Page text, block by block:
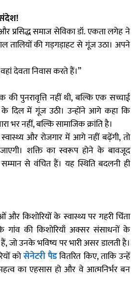
प्रसिद्ध समाज सेविका डॉ. एकता लगेह ने
तालियों की गड़गड़ाहट से गूंज उठा। अपने
देवता निवास करते हैं।”
पुनरावृत्ति नहीं थी, बल्कि एक सच्चाई
दिल में गूंज उठी। उन्होंने आगे कहा कि
भर नहीं, बल्कि सामाजिक क्रांति है।
स्वास्थ्य और रोजगार में आगे नहीं बढ़ेंगी, तो
शक्ति का स्वरूप होने के बावजूद
से वंचित हैं। यह स्थिति बदलनी ही
और किशोरियों के स्वास्थ्य पर गहरी चिंता
गांव की किशोरियाँ अक्सर संसाधनों के
जो उनके भविष्य पर भारी असर डालती है।
कोसेनेटरी पैडवितरित किए, ताकि उन्हें
का एहसास हो और वे आत्मनिर्भर बन